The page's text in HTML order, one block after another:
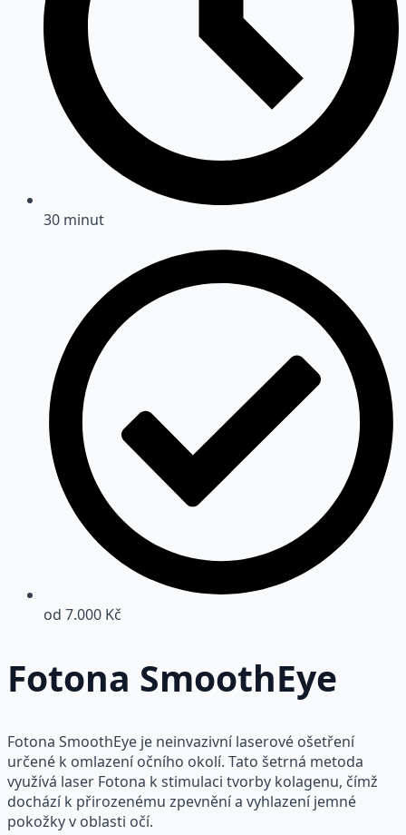
30 minut
od 7.000 Kč
Fotona SmoothEye
Fotona SmoothEye je neinvazivní laserové ošetření
určené k omlazení očního okolí. Tato šetrná metoda
využívá laser Fotona k stimulaci tvorby kolagenu, čímž
dochází k přirozenému zpevnění a vyhlazení jemné
pokožky v oblasti očí.